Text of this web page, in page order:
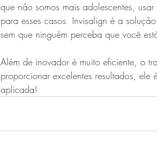
que não somos mais adolescentes,
para esses casos  Invisalign é a
sem que ninguém perceba que você
Além de inovador é muito eficiente, o
proporcionar excelentes resultados,
aplicada!